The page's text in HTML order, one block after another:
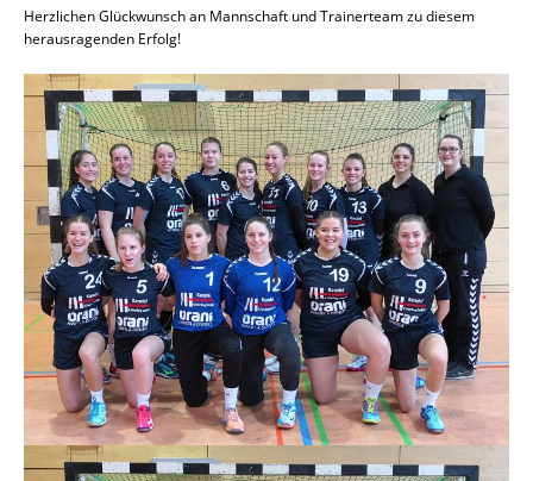
Herzlichen Glückwunsch an Mannschaft und Trainerteam zu diesem
herausragenden Erfolg!